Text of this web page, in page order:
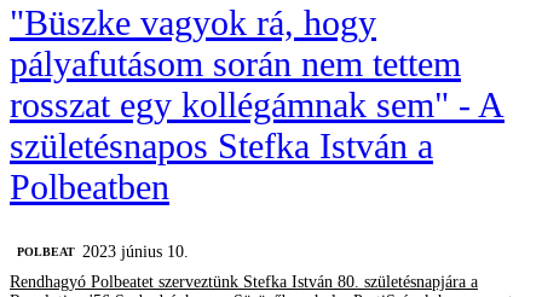
"Büszke vagyok rá, hogy
pályafutásom során nem tettem
rosszat egy kollégámnak sem" - A
születésnapos Stefka István a
Polbeatben
‎POLBEAT
2023 június 10.
Rendhagyó Polbeatet szerveztünk Stefka István 80. születésnapjára a